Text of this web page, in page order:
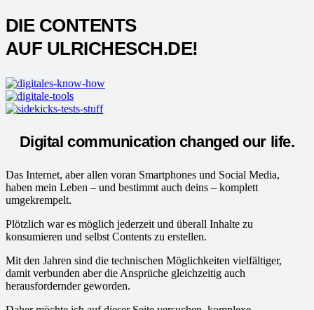
DIE CONTENTS
AUF ULRICHESCH.DE!
Digital communication changed our life.
Das Internet, aber allen voran Smartphones und Social Media,
haben mein Leben – und bestimmt auch deins – komplett
umgekrempelt.
Plötzlich war es möglich jederzeit und überall Inhalte zu
konsumieren und selbst Contents zu erstellen.
Mit den Jahren sind die technischen Möglichkeiten vielfältiger,
damit verbunden aber die Ansprüche gleichzeitig auch
herausfordernder geworden.